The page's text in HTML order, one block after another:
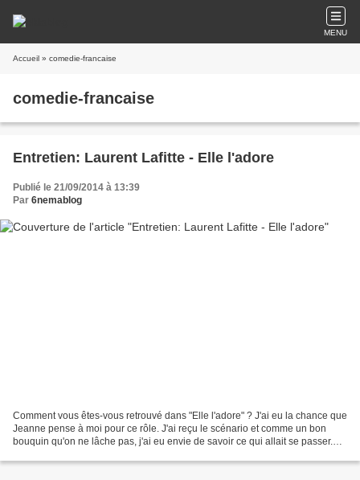
MENU
Accueil » comedie-francaise
comedie-francaise
Entretien: Laurent Lafitte - Elle l'adore
Publié le 21/09/2014 à 13:39
Par 6nemablog
Comment vous êtes-vous retrouvé dans "Elle l'adore" ? J'ai eu la chance que
Jeanne pense à moi pour ce rôle. J'ai reçu le scénario et comme un bon
bouquin qu'on ne lâche pas, j'ai eu envie de savoir ce qui allait se passer.